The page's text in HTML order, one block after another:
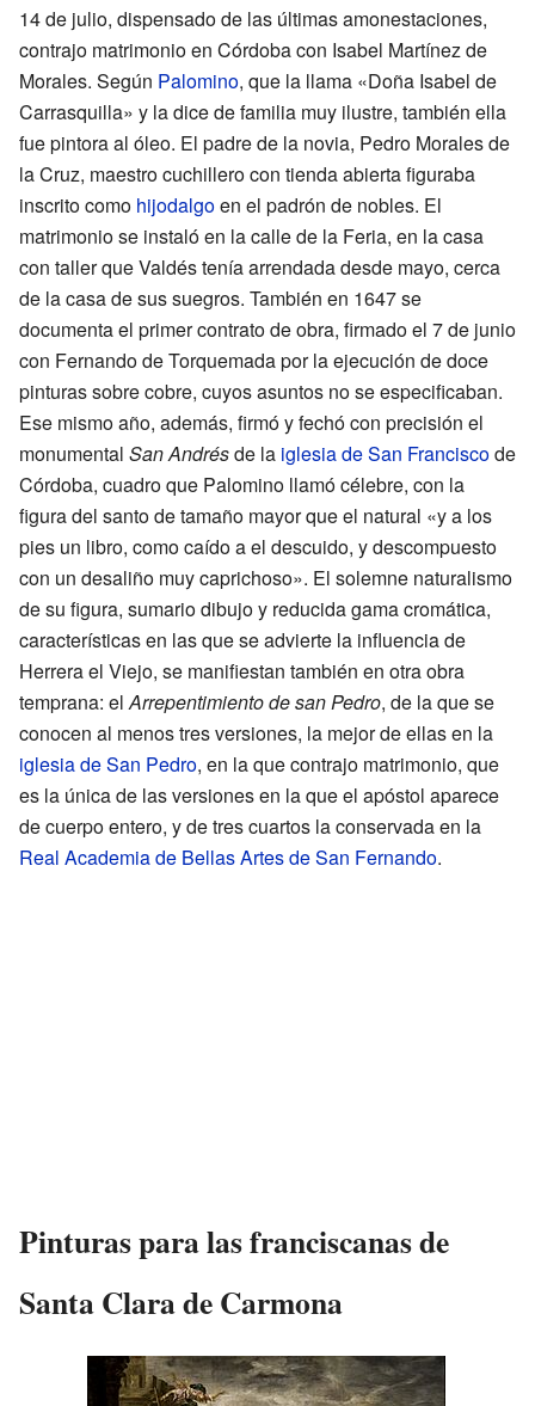
14 de julio, dispensado de las últimas amonestaciones,
contrajo matrimonio en Córdoba con Isabel Martínez de
Morales. Según Palomino, que la llama «Doña Isabel de
Carrasquilla» y la dice de familia muy ilustre, también ella
fue pintora al óleo. El padre de la novia, Pedro Morales de
la Cruz, maestro cuchillero con tienda abierta figuraba
inscrito como hijodalgoen el padrón de nobles. El
matrimonio se instaló en la calle de la Feria, en la casa
con taller que Valdés tenía arrendada desde mayo, cerca
de la casa de sus suegros. También en 1647 se
documenta el primer contrato de obra, firmado el 7 de junio
con Fernando de Torquemada por la ejecución de doce
pinturas sobre cobre, cuyos asuntos no se especificaban.
Ese mismo año, además, firmó y fechó con precisión el
monumental San Andrésde la iglesia de San Franciscode
Córdoba, cuadro que Palomino llamó célebre, con la
figura del santo de tamaño mayor que el natural «y a los
pies un libro, como caído a el descuido, y descompuesto
con un desaliño muy caprichoso». El solemne naturalismo
de su figura, sumario dibujo y reducida gama cromática,
características en las que se advierte la influencia de
Herrera el Viejo, se manifiestan también en otra obra
temprana: el Arrepentimiento de san Pedro, de la que se
conocen al menos tres versiones, la mejor de ellas en la
iglesia de San Pedro, en la que contrajo matrimonio, que
es la única de las versiones en la que el apóstol aparece
de cuerpo entero, y de tres cuartos la conservada en la
Real Academia de Bellas Artes de San Fernando.
Pinturas para las franciscanas de
Santa Clara de Carmona